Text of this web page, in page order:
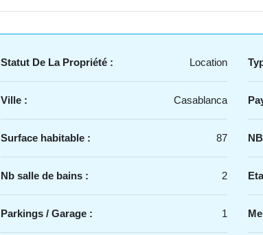
Statut De La Propriété : Location
Ville : Casablanca
Surface habitable : 87
Nb salle de bains : 2
Parkings / Garage : 1